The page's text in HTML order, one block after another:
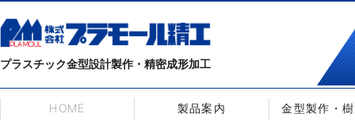
プラスチック金型設計製作・精密成形加工
HOME 製品案内 金型製作・